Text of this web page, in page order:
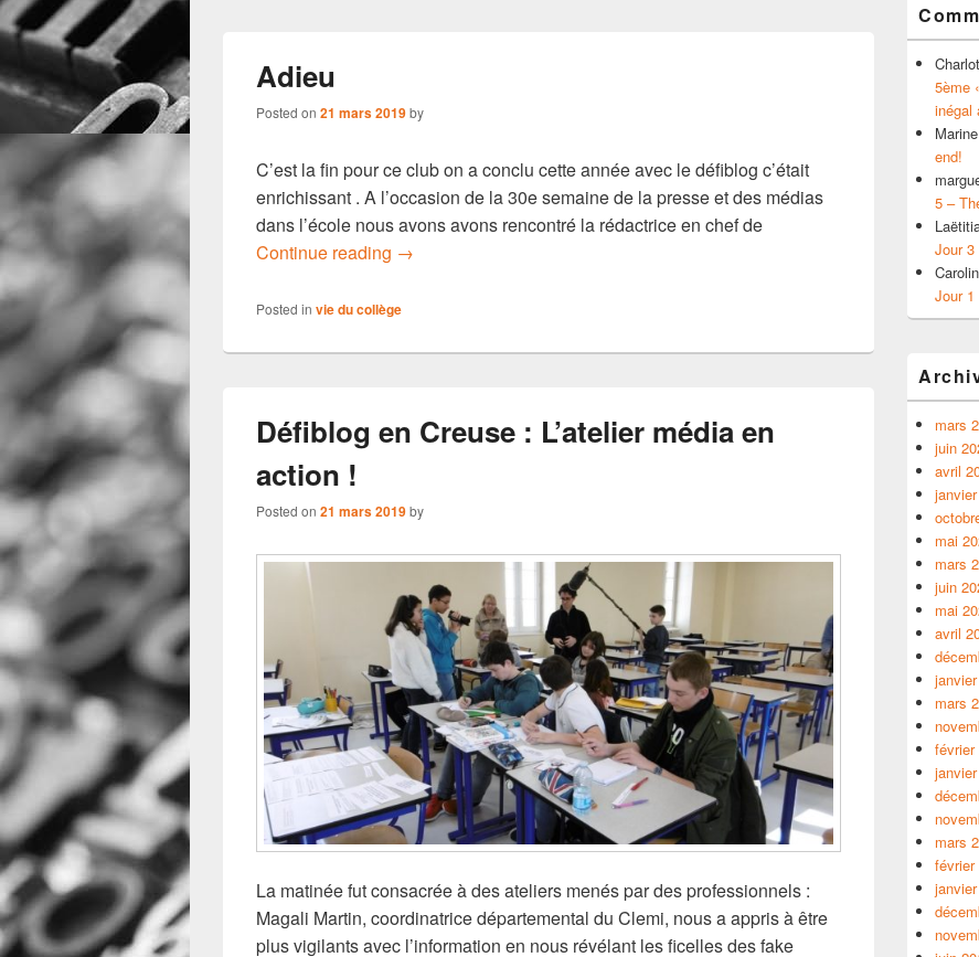
Adieu
Posted on 21 mars 2019by
C’est la fin pour ce club on a conclu cette année avec le défiblog c’était
enrichissant . A l’occasion de la 30e semaine de la presse et des médias
dans l’école nous avons avons rencontré la rédactrice en chef de
Continue reading Adieu
→
Posted in vie du collège
Défiblog en Creuse : L’atelier média en
action !
Posted on 21 mars 2019by
La matinée fut consacrée à des ateliers menés par des professionnels :
Magali Martin, coordinatrice départemental du Clemi, nous a appris à être
plus vigilants avec l’information en nous révélant les ficelles des fake
5ème
inégal
Marine
end!
5 –
Jour 3
Jour 1
mars
juin
avril
mai
mars
juin
mai
avril
mars
février
mars
février